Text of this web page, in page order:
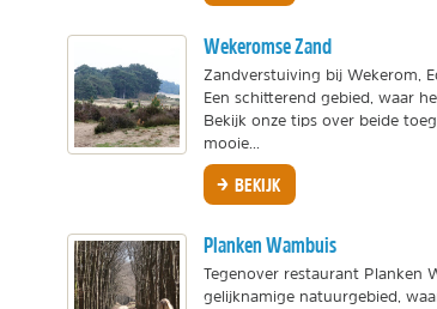
Wekeromse Zand
Zandverstuiving bij Wekerom,
Een schitterend gebied, waar
Bekijk onze tips over beide
mooie...
BEKIJK
Planken Wambuis
Tegenover restaurant Planken
gelijknamige natuurgebied,